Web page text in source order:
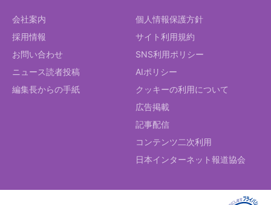
会社案内
採用情報
お問い合わせ
ニュース読者投稿
編集長からの手紙
個人情報保護方針
サイト利用規約
SNS利用ポリシー
AIポリシー
クッキーの利用について
広告掲載
記事配信
コンテンツ二次利用
日本インターネット報道協会